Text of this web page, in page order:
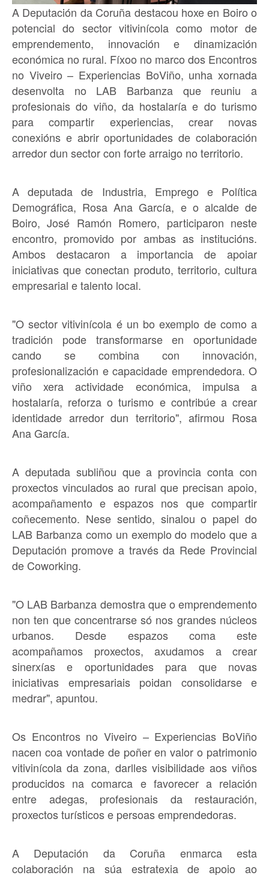
A Deputación da Coruña destacou hoxe en Boiro o
potencial do sector vitivinícola como motor de
emprendemento, innovación e dinamización
económica no rural. Fíxoo no marco dos Encontros
no Viveiro – Experiencias BoViño, unha xornada
desenvolta no LAB Barbanza que reuniu a
profesionais do viño, da hostalaría e do turismo
para compartir experiencias, crear novas
conexións e abrir oportunidades de colaboración
arredor dun sector con forte arraigo no territorio.
A deputada de Industria, Emprego e Política
Demográfica, Rosa Ana García, e o alcalde de
Boiro, José Ramón Romero, participaron neste
encontro, promovido por ambas as institucións.
Ambos destacaron a importancia de apoiar
iniciativas que conectan produto, territorio, cultura
empresarial e talento local.
"O sector vitivinícola é un bo exemplo de como a
tradición pode transformarse en oportunidade
cando se combina con innovación,
profesionalización e capacidade emprendedora. O
viño xera actividade económica, impulsa a
hostalaría, reforza o turismo e contribúe a crear
identidade arredor dun territorio", afirmou Rosa
Ana García.
A deputada subliñou que a provincia conta con
proxectos vinculados ao rural que precisan apoio,
acompañamento e espazos nos que compartir
coñecemento. Nese sentido, sinalou o papel do
LAB Barbanza como un exemplo do modelo que a
Deputación promove a través da Rede Provincial
de Coworking.
"O LAB Barbanza demostra que o emprendemento
non ten que concentrarse só nos grandes núcleos
urbanos. Desde espazos coma este
acompañamos proxectos, axudamos a crear
sinerxías e oportunidades para que novas
iniciativas empresariais poidan consolidarse e
medrar", apuntou.
Os Encontros no Viveiro – Experiencias BoViño
nacen coa vontade de poñer en valor o patrimonio
vitivinícola da zona, darlles visibilidade aos viños
producidos na comarca e favorecer a relación
entre adegas, profesionais da restauración,
proxectos turísticos e persoas emprendedoras.
A Deputación da Coruña enmarca esta
colaboración na súa estratexia de apoio ao